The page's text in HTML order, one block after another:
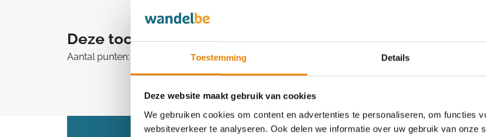
Toestemming Details
Deze website maakt gebruik van cookies
We gebruiken cookies om content en advertenties te personaliseren, om functies
websiteverkeer te analyseren. Ook delen we informatie over uw gebruik van onze
Deze tocht telt mee in het clubkampioenschap
Aantal punten: 1